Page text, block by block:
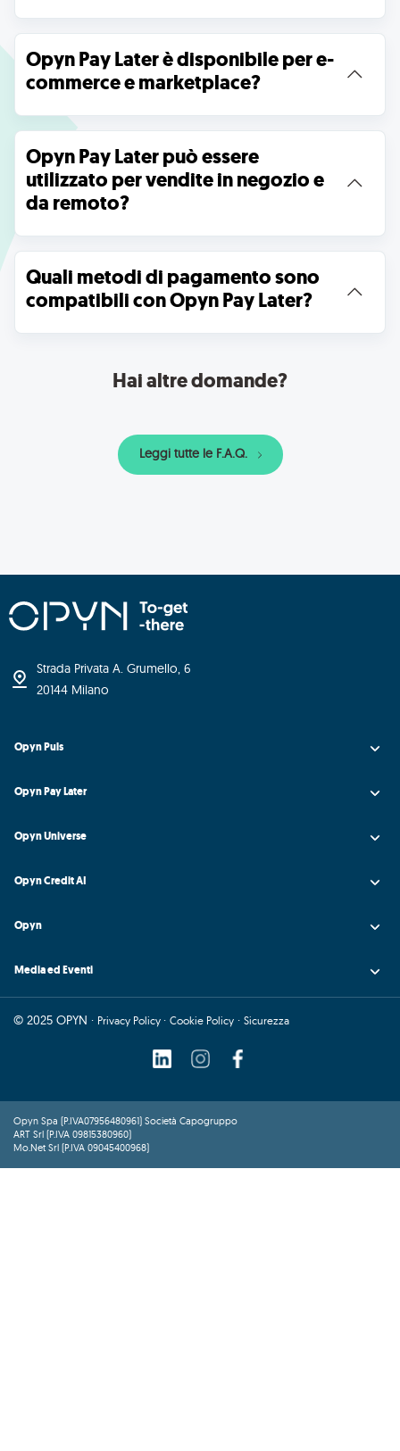
Opyn Pay Later è disponibile per e-
commerce e marketplace?
Opyn Pay Later può essere
utilizzato per vendite in negozio e
da remoto?
Quali metodi di pagamento sono
compatibili con Opyn Pay Later?
Hai altre domande?
Leggi tutte le F.A.Q.
Strada Privata A. Grumello, 6
20144 Milano
Opyn Puls
Opyn Pay Later
Opyn Universe
Opyn Credit AI
Opyn
Media ed Eventi
© 2025 OPYN · Privacy Policy · Cookie Policy · Sicurezza
Opyn Spa (P.IVA07956480961) Società Capogruppo
ART Srl (P.IVA 09815380960)
Mo.Net Srl (P.IVA 09045400968)